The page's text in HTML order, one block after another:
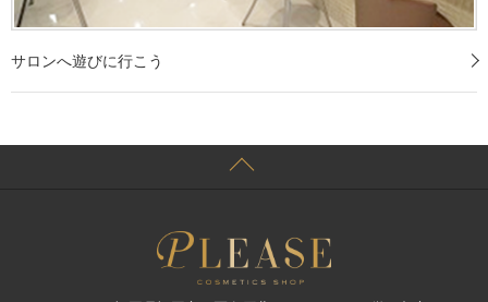
サロンへ遊びに行こう